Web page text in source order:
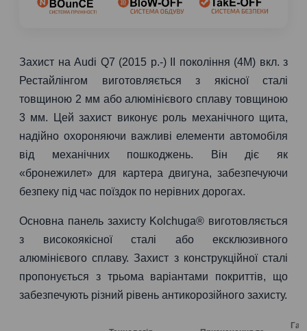
Захист на Audi Q7 (2015 р.-) II покоління (4M) вкл. з
Рестайлінгом виготовляється з якісної сталі
товщиною 2 мм або алюмінієвого сплаву товщиною
3 мм. Цей захист виконує роль механічного щита,
надійно охороняючи важливі елементи автомобіля
від механічних пошкоджень. Він діє як
«бронежилет» для картера двигуна, забезпечуючи
безпеку під час поїздок по нерівних дорогах.
Основна панель захисту Kolchuga® виготовляється
з високоякісної сталі або ексклюзивного
алюмінієвого сплаву. Захист з конструкційної сталі
пропонується з трьома варіантами покриттів, що
забезпечують різний рівень антикорозійного захисту.